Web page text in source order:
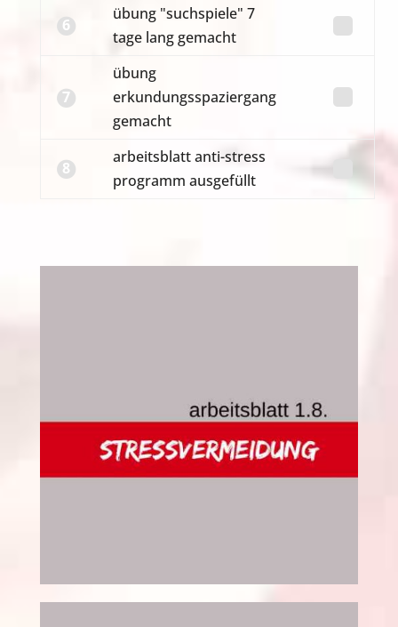
6
übung "suchspiele" 7
tage lang gemacht
7
übung
erkundungsspaziergang
gemacht
8
arbeitsblatt anti-stress
programm ausgefüllt